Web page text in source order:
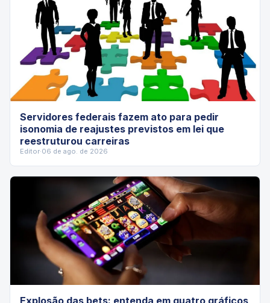
Servidores federais fazem ato para pedir
isonomia de reajustes previstos em lei que
reestruturou carreiras
Editor·06 de ago. de 2026
Explosão das bets: entenda em quatro gráficos